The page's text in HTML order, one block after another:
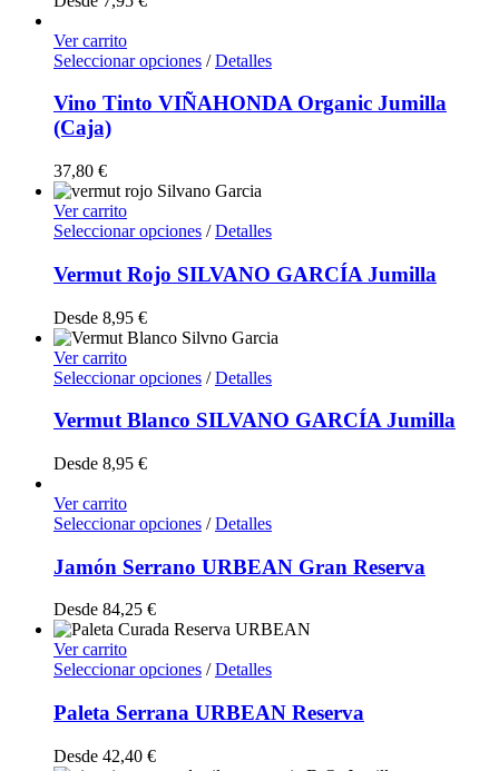
Ver carrito
Seleccionar opciones / Detalles
Vino Tinto VIÑAHONDA Organic Jumilla
(Caja)
37,80 €
Ver carrito
Seleccionar opciones / Detalles
Vermut Rojo SILVANO GARCÍA Jumilla
Desde 8,95 €
Ver carrito
Seleccionar opciones / Detalles
Vermut Blanco SILVANO GARCÍA Jumilla
Desde 8,95 €
Ver carrito
Seleccionar opciones / Detalles
Jamón Serrano URBEAN Gran Reserva
Desde 84,25 €
Ver carrito
Seleccionar opciones / Detalles
Paleta Serrana URBEAN Reserva
Desde 42,40 €